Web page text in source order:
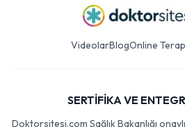
VideolarBlogOnline
SERTİFİKA VE
Doktorsitesi.com Sağlık Bakanlığı